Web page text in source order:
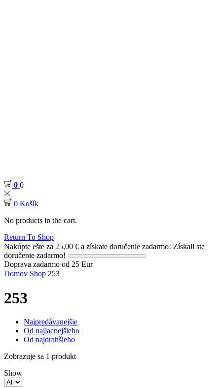
0 0
0 Košík
No products in the cart.
Return To Shop
Nakúpte ešte za 25,00 € a získate doručenie zadarmo! Získali ste
doručenie zadarmo!
Doprava zadarmo od 25 Eur
Domov Shop 253
253
Najpredávanejšie
Od najlacnejšieho
Od najdrahšieho
Zobrazuje sa 1 produkt
Show